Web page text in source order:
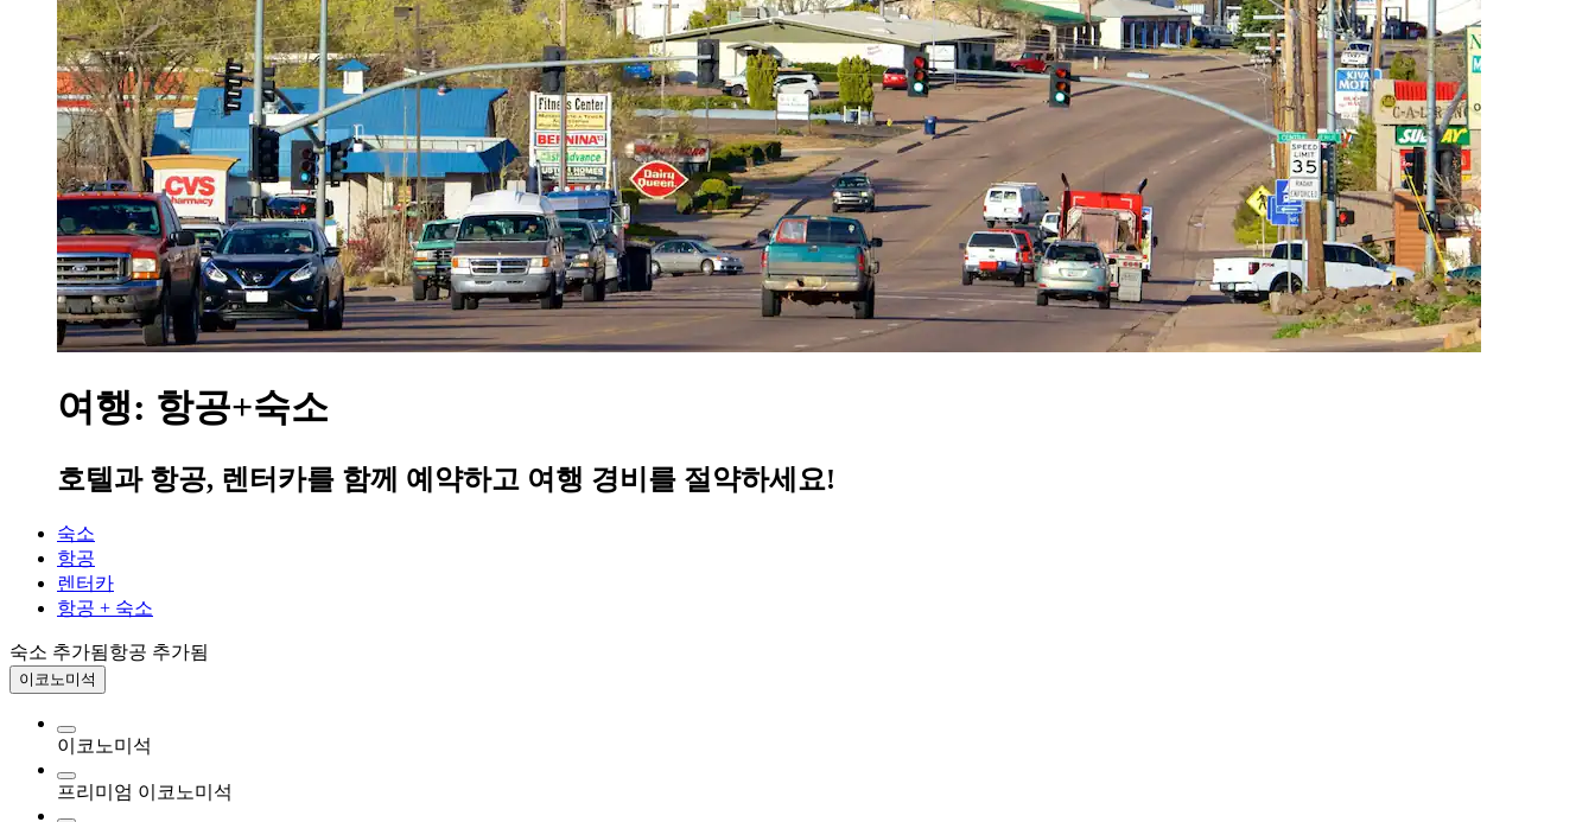
여행: 항공+숙소
호텔과 항공, 렌터카를 함께 예약하고 여행 경비를 절약하세요!
숙소
항공
렌터카
항공 + 숙소
숙소 추가됨항공 추가됨
이코노미석
이코노미석
프리미엄 이코노미석